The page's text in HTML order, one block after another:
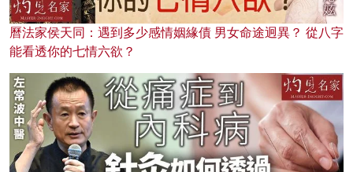
曆法家侯天同：遇到多少感情姻緣債 男女命途迥異？ 從八字
能看透你的七情六欲？